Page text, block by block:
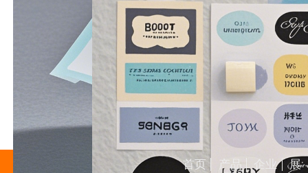
首页 产品 企业 展